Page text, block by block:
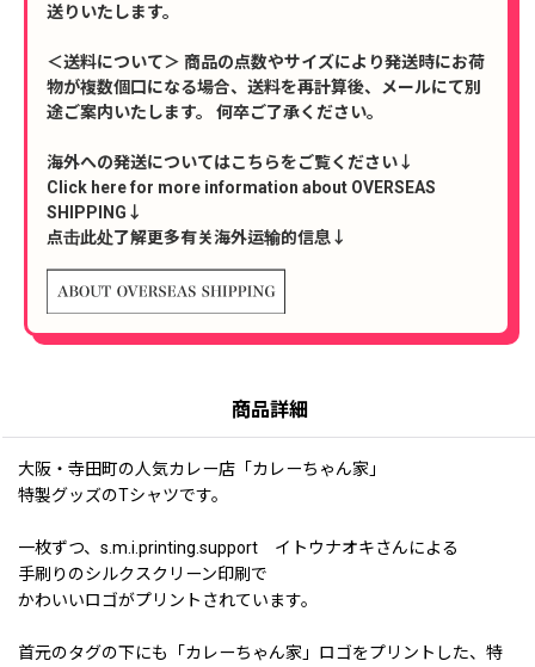
送りいたします。
＜送料について＞ 商品の点数やサイズにより発送時にお荷
物が複数個口になる場合、送料を再計算後、メールにて別
途ご案内いたします。 何卒ご了承ください。
海外への発送についてはこちらをご覧ください↓
Click here for more information about OVERSEAS
SHIPPING↓
点击此处了解更多有关海外运输的信息↓
商品詳細
大阪・寺田町の人気カレー店「カレーちゃん家」
特製グッズのTシャツです。
一枚ずつ、s.m.i.printing.support イトウナオキさんによる
手刷りのシルクスクリーン印刷で
かわいいロゴがプリントされています。
首元のタグの下にも「カレーちゃん家」ロゴをプリントした、特